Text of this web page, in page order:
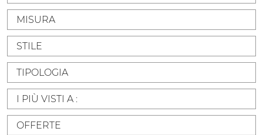
MISURA
STILE
TIPOLOGIA
I PIÙ VISTI A :
OFFERTE